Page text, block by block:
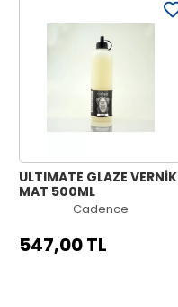
ULTIMATE GLAZE VERNİK
MAT 500ML
Cadence
547,00 TL